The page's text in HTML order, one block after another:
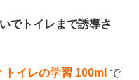
でトイレまで誘導さ
イレの学習 100ml で